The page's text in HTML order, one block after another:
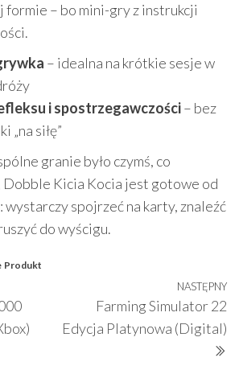
formie – bo mini-gry z instrukcji
– idealna na krótkie sesje w
i spostrzegawczości– bez
„na siłę”
granie było czymś, co
Dobble Kicia Kocia jest gotowe od
wystarczy spojrzeć na karty, znaleźć
do wyścigu.
Produkt
NASTĘPNY
Farming Simulator 22
Edycja Platynowa (Digital)